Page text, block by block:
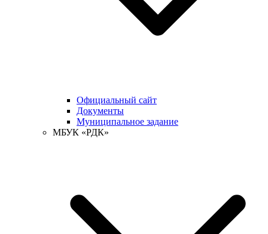
Официальный сайт
Документы
Муниципальное задание
МБУК «РДК»